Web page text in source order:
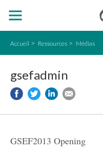
Accueil Ressources Médias
gsefadmin
GSEF2013 Opening